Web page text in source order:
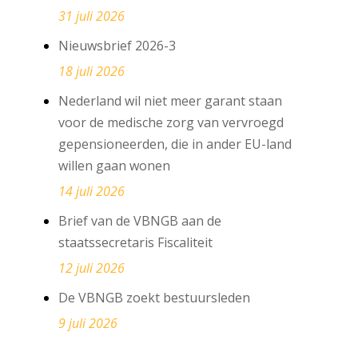
31 juli 2026
Nieuwsbrief 2026-3
18 juli 2026
Nederland wil niet meer garant staan
voor de medische zorg van vervroegd
gepensioneerden, die in ander EU-land
willen gaan wonen
14 juli 2026
Brief van de VBNGB aan de
staatssecretaris Fiscaliteit
12 juli 2026
De VBNGB zoekt bestuursleden
9 juli 2026